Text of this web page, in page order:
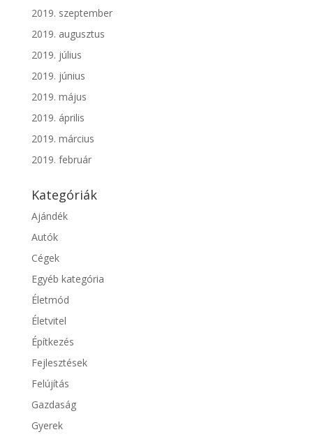
2019. szeptember
2019. augusztus
2019. július
2019. június
2019. május
2019. április
2019. március
2019. február
Kategóriák
Ajándék
Autók
Cégek
Egyéb kategória
Életmód
Életvitel
Építkezés
Fejlesztések
Felújítás
Gazdaság
Gyerek